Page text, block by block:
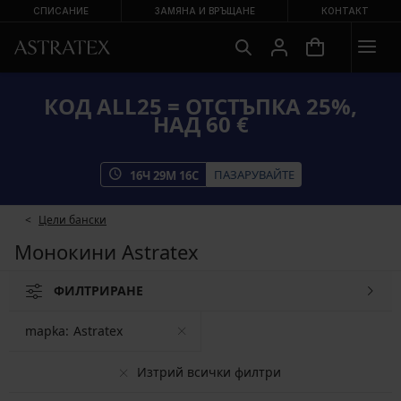
СПИСАНИЕ ЗАМЯНА И ВРЪЩАНЕ КОНТАКТ
КОД ALL25 = ОТСТЪПКА 25%,
НАД 60 €
16Ч 29М 16С ПАЗАРУВАЙТЕ
Цели бански
Монокини Astratex
ФИЛТРИРАНЕ
Изтрий всички филтри
mapka: Astratex